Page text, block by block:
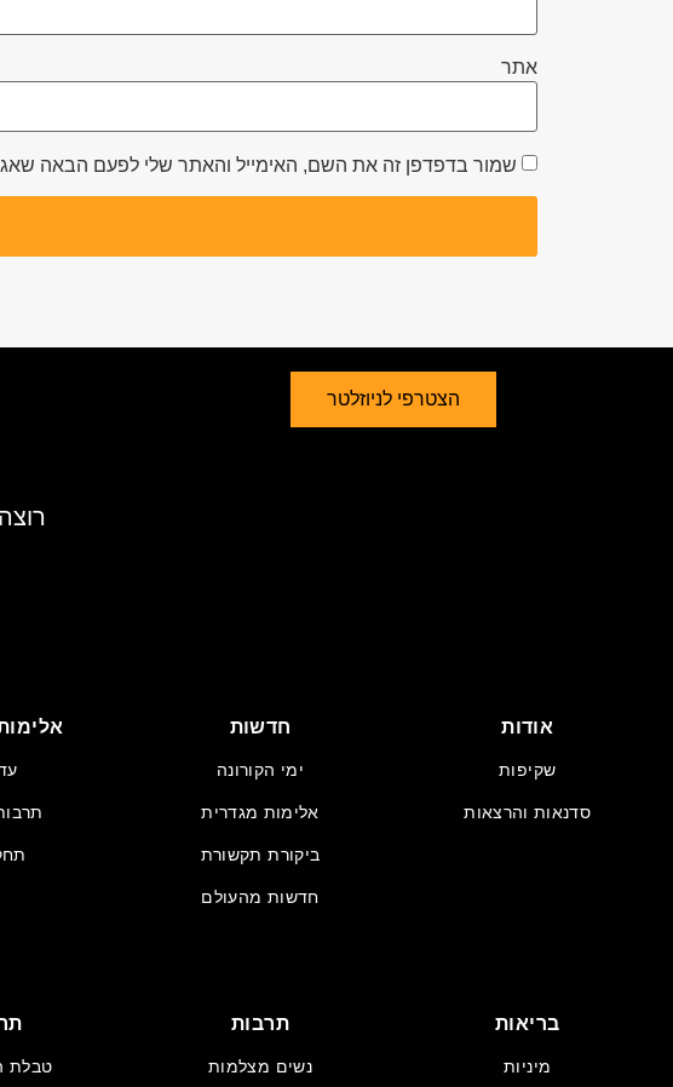
אתר
שמור בדפדפן זה את השם, האימייל והאתר שלי לפעם הבאה
הצטרפי לניוזלטר
אודות
שקיפות
סדנאות והרצאות
חדשות
ימי הקורונה
אלימות מגדרית
ביקורת תקשורת
חדשות מהעולם
בריאות
מיניות
תרבות
נשים מצלמות טבלת